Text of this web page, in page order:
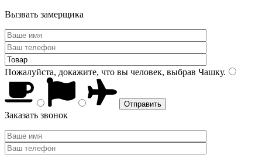
Вызвать замерщика
Пожалуйста, докажите, что вы человек, выбрав Чашку.
Заказать звонок